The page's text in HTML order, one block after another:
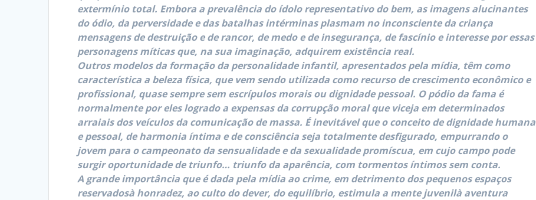
extermínio total. Embora a prevalência do ídolo representativo do bem, as imagens alucinantes
do ódio, da perversidade e das batalhas intérminas plasmam no inconsciente da criança
mensagens de destruição e de rancor, de medo e de insegurança, de fascínio e interesse por essas
personagens míticas que, na sua imaginação, adquirem existência real.
Outros modelos da formação da personalidade infantil, apresentados pela mídia, têm como
característica a beleza física, que vem sendo utilizada como recurso de crescimento econômico e
profissional, quase sempre sem escrípulos morais ou dignidade pessoal. O pódio da fama é
normalmente por eles logrado a expensas da corrupção moral que viceja em determinados
arraiais dos veículos da comunicação de massa. É inevitável que o conceito de dignidade humana
e pessoal, de harmonia íntima e de consciência seja totalmente desfigurado, empurrando o
jovem para o campeonato da sensualidade e da sexualidade promíscua, em cujo campo pode
surgir oportunidade de triunfo… triunfo da aparência, com tormentos íntimos sem conta.
A grande importância que é dada pela mídia ao crime, em detrimento dos pequenos espaços
reservadosà honradez, ao culto do dever, do equilíbrio, estimula a mente juvenilà aventura